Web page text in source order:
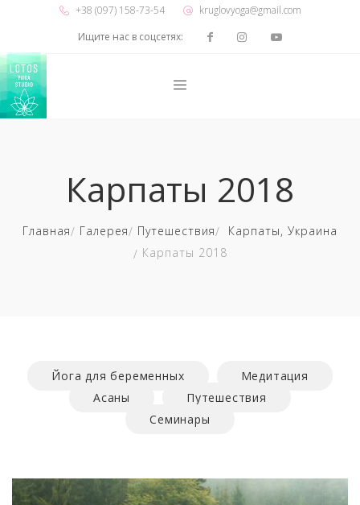
+38 (097) 158-73-54
kruglovyoga@gmail.com
Ищите нас в соцсетях:
Карпаты 2018
Главная Галерея Путешествия
Карпаты, Украина
Карпаты 2018
Йога для беременных
Медитация
Асаны
Путешествия
Семинары